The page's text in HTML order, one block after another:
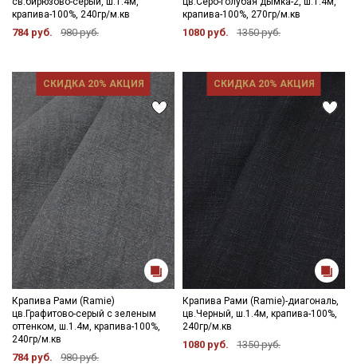
крапива-100%, 240гр/м.кв
784 руб. 980 руб.
крапива-100%, 270гр/м.кв
1080 руб. 1350 руб.
СКИДКА 20% АКЦИЯ
Крапива Рами (Ramie)
цв.Графитово-серый с зеленым
оттенком, ш.1.4м, крапива-100%,
240гр/м.кв
784 руб. 980 руб.
СКИДКА 20% АКЦИЯ
Крапива Рами (Ramie)-диагональ,
цв.Черный, ш.1.4м, крапива-100%,
240гр/м.кв
1080 руб. 1350 руб.